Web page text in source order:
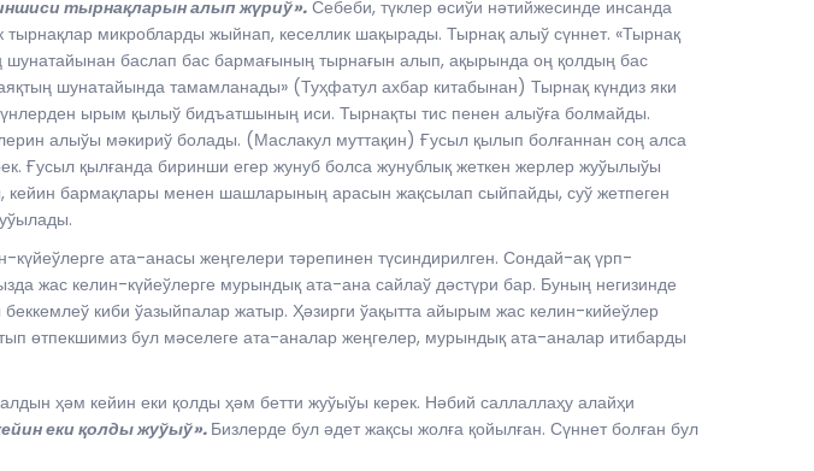
тырнақларын алып жүриў». Себеби, түклер өсиўи нәтийжесинде инсанда
микробларды жыйнап, кеселлик шақырады. Тырнақ алыў сүннет. «Тырнақ
баслап бас бармағының тырнағын алып, ақырында оң қолдың бас
шунатайында тамамланады» (Туҳфатул ахбар китабынан) Тырнақ күндиз яки
ырым қылыў бидъатшының иси. Тырнақты тис пенен алыўға болмайды.
алыўы мәкириў болады. (Маслакул муттақин) Ғусыл қылып болғаннан соң алса
Ғусыл қылғанда биринши егер жунуб болса жунублық жеткен жерлер жуўылыўы
бармақлары менен шашларының арасын жақсылап сыйпайды, суў жетпеген
ата-анасы жеңгелери тәрепинен түсиндирилген. Сондай-ақ үрп-
жас келин-күйеўлерге мурындық ата-ана сайлаў дәстүри бар. Буның негизинде
киби ўазыйпалар жатыр. Ҳәзирги ўақытта айырым жас келин-кийеўлер
өтпекшимиз бул мәселеге ата-аналар жеңгелер, мурындық ата-аналар итибарды
ҳәм кейин еки қолды ҳәм бетти жуўыўы керек. Нәбий саллаллаҳу алайҳи
еки қолды жуўыў». Бизлерде бул әдет жақсы жолға қойылған. Сүннет болған бул